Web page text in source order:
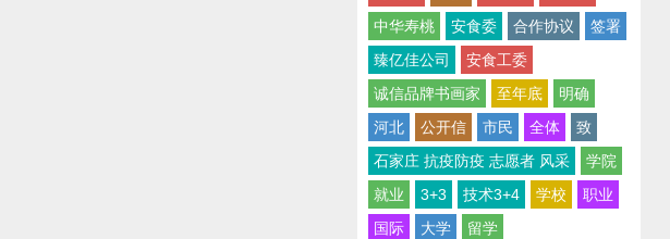
中华寿桃
安食委 合作协议
签署
臻亿佳公司
安食工委
诚信品牌书画家
至年底
明确
河北
公开信 市民 全体
致
石家庄 抗疫防疫 志愿者 风采
学院
就业
3+3 技术3+4 学校
职业
国际
大学 留学